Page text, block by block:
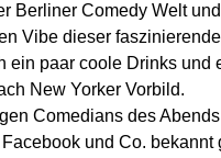
Berliner Comedy Welt
Vibe dieser
ein paar coole Drinks und
New Yorker Vorbild.
Comedians des
Facebook und Co. bekannt